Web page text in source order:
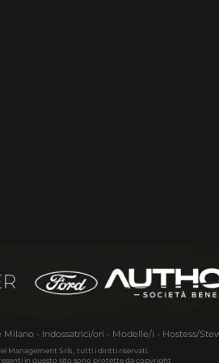
- Indossatrici/ori - Modelle/i - Hostess/
Management Srls , tutti i diritti riservati.
in questo sito sono protette da copyright